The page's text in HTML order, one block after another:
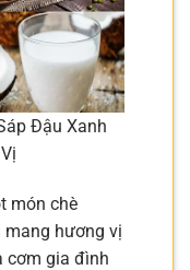
Đậu Xanh
món chè
mang hương vị
cơm gia đình